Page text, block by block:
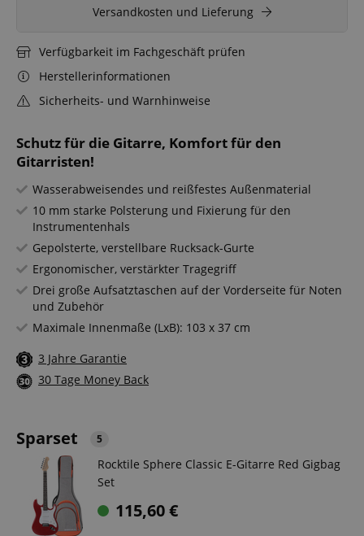
Schutz für die Gitarre, Komfort für den
Gitarristen!
Wasserabweisendes und reißfestes Außenmaterial
10 mm starke Polsterung und Fixierung für den
Instrumentenhals
Gepolsterte, verstellbare Rucksack-Gurte
Ergonomischer, verstärkter Tragegriff
Drei große Aufsatztaschen auf der Vorderseite für Noten
und Zubehör
Maximale Innenmaße (LxB): 103 x 37 cm
3 Jahre Garantie
30 Tage Money Back
Versandkosten und Lieferung
Verfügbarkeit im Fachgeschäft prüfen
Herstellerinformationen
Sicherheits- und Warnhinweise
Sparset 5
Rocktile Sphere Classic E-Gitarre Red Gigbag
Set
115,60€